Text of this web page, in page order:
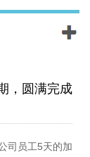
，圆满完成
司员工5天的加